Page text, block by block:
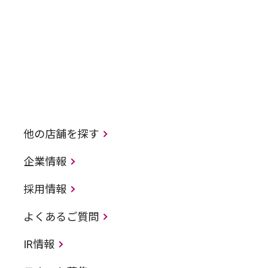
他の店舗を探す
企業情報
採用情報
よくあるご質問
IR情報